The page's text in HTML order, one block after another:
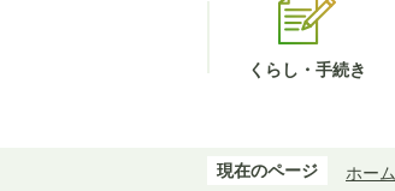
くらし・手続き
現在のページ ホーム